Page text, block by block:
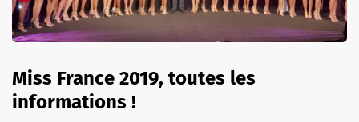
Miss France 2019, toutes les
informations !